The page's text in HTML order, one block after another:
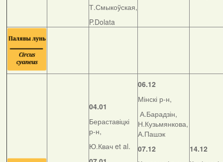
Т.Смыкоўская,
P.Dolata
04.01
Бераставіцкі
р-н,
Ю.Квач et al.
06.12
Мінскі р-н,
А.Барадзін,
Н.Кузьмянкова,
А.Пашэк
07.12
14.12